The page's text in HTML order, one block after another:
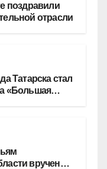
поздравили
отрасли
Татарска стал
«Большая
вручены